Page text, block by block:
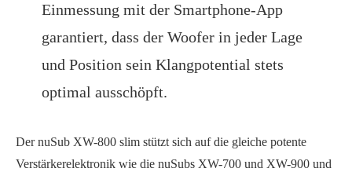
Einmessung mit der Smartphone-App
garantiert, dass der Woofer in jeder Lage
und Position sein Klangpotential stets
optimal ausschöpft.
Der nuSub XW-800 slim stützt sich auf die gleiche potente
Verstärkerelektronik wie die nuSubs XW-700 und XW-900 und